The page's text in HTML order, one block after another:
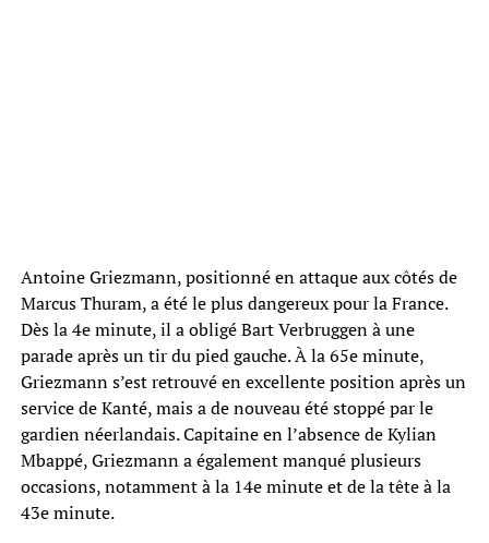
Antoine Griezmann, positionné en attaque aux côtés de
Marcus Thuram, a été le plus dangereux pour la France.
Dès la 4e minute, il a obligé Bart Verbruggen à une
parade après un tir du pied gauche. À la 65e minute,
Griezmann s’est retrouvé en excellente position après un
service de Kanté, mais a de nouveau été stoppé par le
gardien néerlandais. Capitaine en l’absence de Kylian
Mbappé, Griezmann a également manqué plusieurs
occasions, notamment à la 14e minute et de la tête à la
43e minute.